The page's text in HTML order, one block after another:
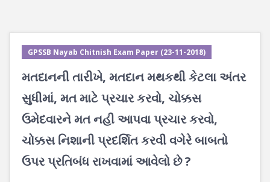
GPSSB Nayab Chitnish Exam Paper (23-11-2018)
મતદાનની તારીખે, મતદાન મથકથી કેટલા અંતર
સુધીમાં, મત માટે પ્રચાર કરવો, ચોક્કસ
ઉમેદવારને મત નહી આપવા પ્રચાર કરવો,
ચોક્કસ નિશાની પ્રદર્શિત કરવી વગેરે બાબતો
ઉપર પ્રતિબંધ રાખવામાં આવેલો છે ?